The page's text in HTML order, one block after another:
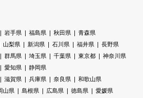
岩手県 福島県 秋田県
青森県
山梨県 新潟県 石川県 福井県
長野県
群馬県 埼玉県 千葉県 東京都
神奈川県
愛知県
静岡県
滋賀県 兵庫県 奈良県
和歌山県
山県 島根県 広島県 徳島県
愛媛県